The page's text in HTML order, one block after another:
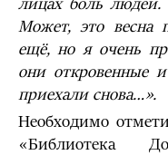
лицах боль
Может, это весна
ещё, но я очень
они откровенные
приехали снова…».
Необходимо
«Библиотека